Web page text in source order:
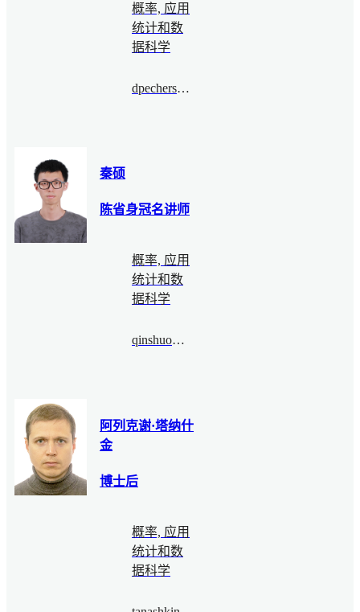
概率, 应用
统计和数
据科学
dpechersky@bimsa.cn
秦硕
陈省身冠名讲师
概率, 应用
统计和数
据科学
qinshuo@bimsa.cn
阿列克谢·塔纳什
金
博士后
概率, 应用
统计和数
据科学